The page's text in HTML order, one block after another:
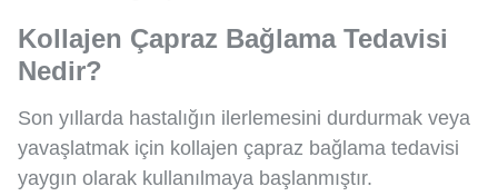
Kollajen Çapraz Bağlama Tedavisi
Nedir?
Son yıllarda hastalığın ilerlemesini durdurmak veya
yavaşlatmak için kollajen çapraz bağlama tedavisi
yaygın olarak kullanılmaya başlanmıştır.